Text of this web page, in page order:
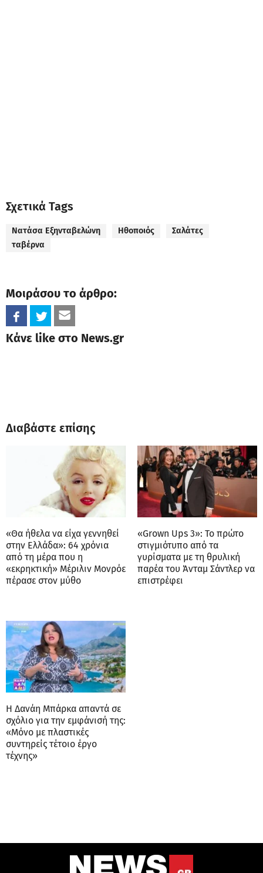
Σχετικά Tags
Νατάσα Εξηνταβελώνη Ηθοποιός
Σαλάτες
ταβέρνα
Μοιράσου το άρθρο:
Κάνε like στο News.gr
Διαβάστε επίσης
«Θα ήθελα να είχα γεννηθεί
στην Ελλάδα»: 64 χρόνια
από τη μέρα που η
«εκρηκτική» Μέριλιν Μονρόε
πέρασε στον μύθο
«Grown Ups 3»: Το πρώτο
στιγμιότυπο από τα
γυρίσματα με τη θρυλική
παρέα του Άνταμ Σάντλερ να
επιστρέφει
Η Δανάη Μπάρκα απαντά σε
σχόλιο για την εμφάνισή της:
«Μόνο με πλαστικές
συντηρείς τέτοιο έργο
τέχνης»